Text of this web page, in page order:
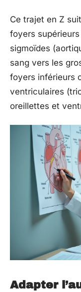
Ce trajet en Z
foyers
sigmoïdes
sang vers les
foyers inférieurs
ventriculaires
oreillettes et
Adapter